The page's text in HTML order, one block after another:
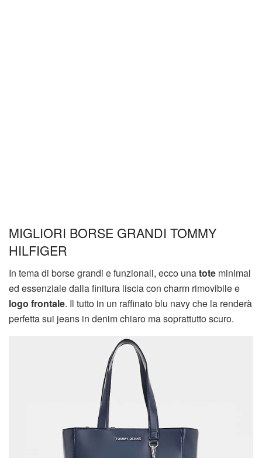
MIGLIORI BORSE GRANDI TOMMY
HILFIGER
In tema di borse grandi e funzionali, ecco unatote minimal
ed essenziale dalla finitura liscia con charm rimovibile e
logo frontale. Il tutto in un raffinato blu navy che la renderà
perfetta sui jeans in denim chiaro ma soprattutto scuro.